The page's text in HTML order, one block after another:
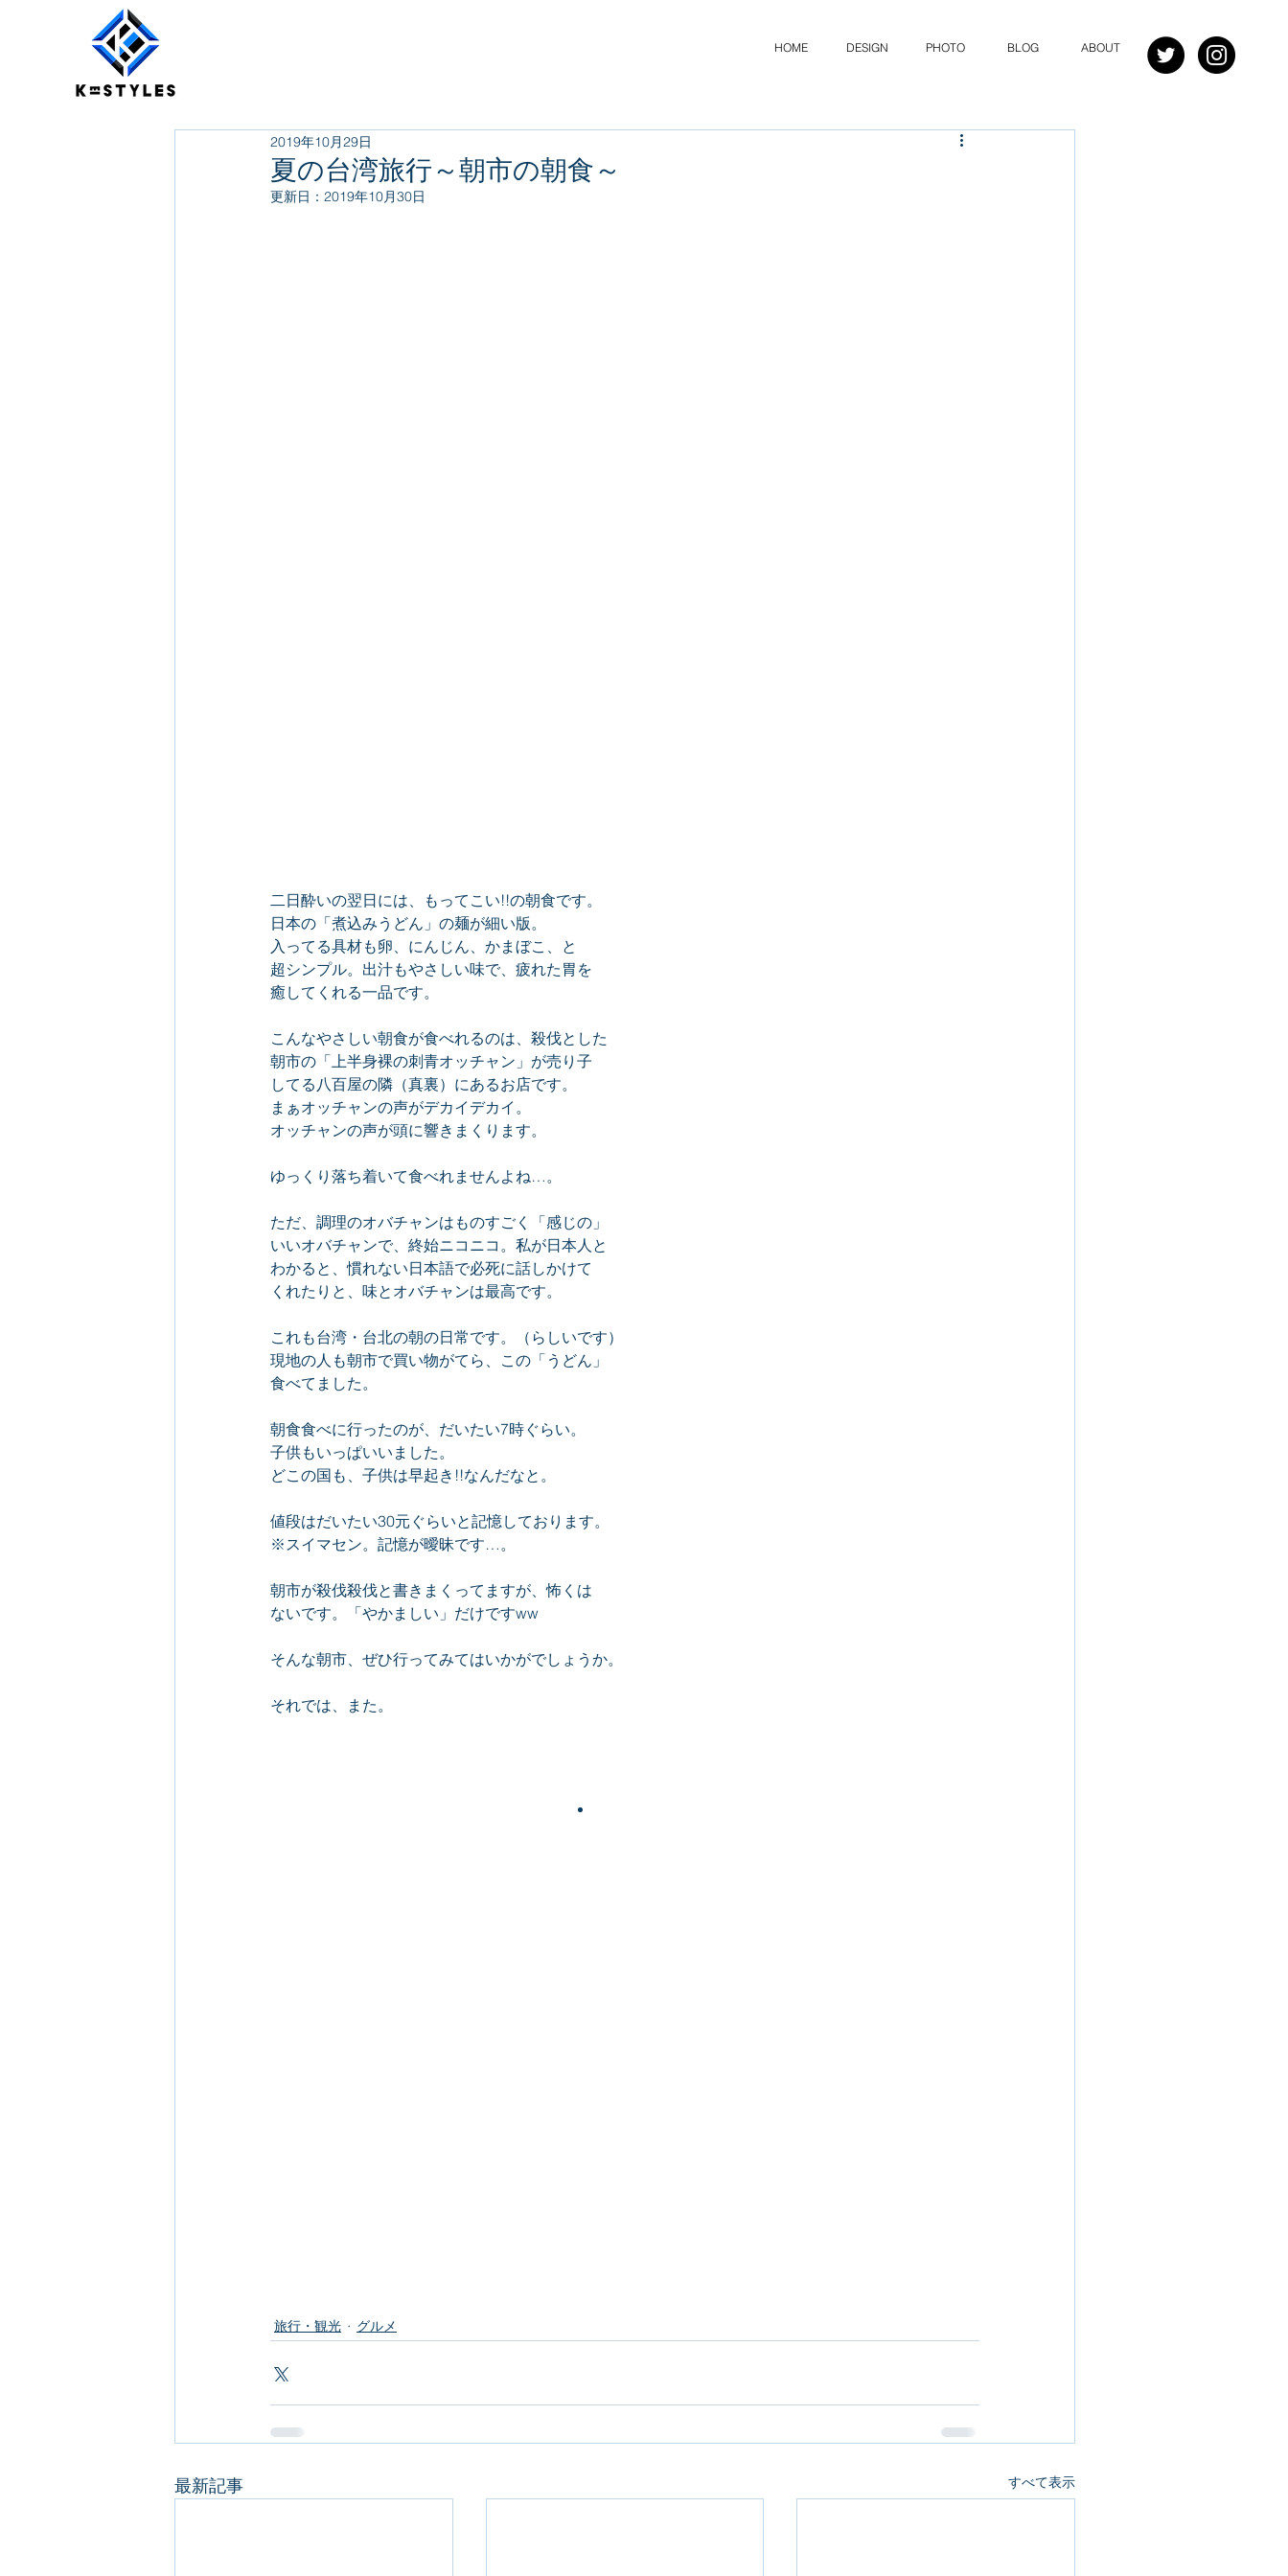
HOME DESIGN PHOTO BLOG ABOUT
夏の台湾旅行～朝市の朝食～
2019年10月29日
更新日： 2019年10月30日
二日酔いの翌日には、もってこい!!の朝食です。
日本の「煮込みうどん」の麺が細い版。
入ってる具材も卵、にんじん、かまぼこ、と
超シンプル。出汁もやさしい味で、疲れた胃を
癒してくれる一品です。
こんなやさしい朝食が食べれるのは、殺伐とした
朝市の「上半身裸の刺青オッチャン」が売り子
してる八百屋の隣（真裏）にあるお店です。
まぁオッチャンの声がデカイデカイ。
オッチャンの声が頭に響きまくります。
ゆっくり落ち着いて食べれませんよね…。
ただ、調理のオバチャンはものすごく「感じの」
いいオバチャンで、終始ニコニコ。私が日本人と
わかると、慣れない日本語で必死に話しかけて
くれたりと、味とオバチャンは最高です。
これも台湾・台北の朝の日常です。（らしいです）
現地の人も朝市で買い物がてら、この「うどん」
食べてました。
朝食食べに行ったのが、だいたい7時ぐらい。
子供もいっぱいいました。
どこの国も、子供は早起き!!なんだなと。
値段はだいたい30元ぐらいと記憶しております。
※スイマセン。記憶が曖昧です…。
朝市が殺伐殺伐と書きまくってますが、怖くは
ないです。「やかましい」だけですww
そんな朝市、ぜひ行ってみてはいかがでしょうか。
それでは、また。
旅行・観光 グルメ
最新記事 すべて表示